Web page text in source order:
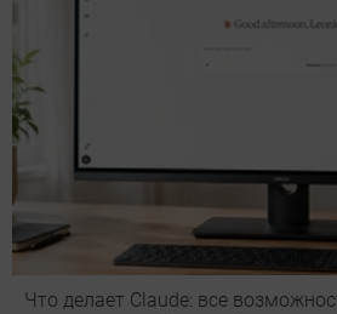
Что делает Сlaude: все